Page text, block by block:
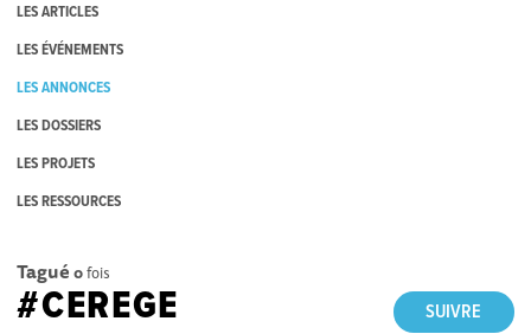
LES ARTICLES
LES ÉVÉNEMENTS
LES ANNONCES
LES DOSSIERS
LES PROJETS
LES RESSOURCES
Tagué 0fois
SUIVRE
#CEREGE